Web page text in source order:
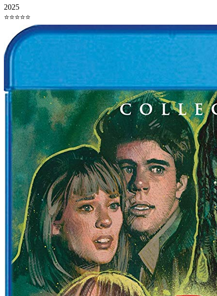
2025
⭐⭐⭐⭐⭐